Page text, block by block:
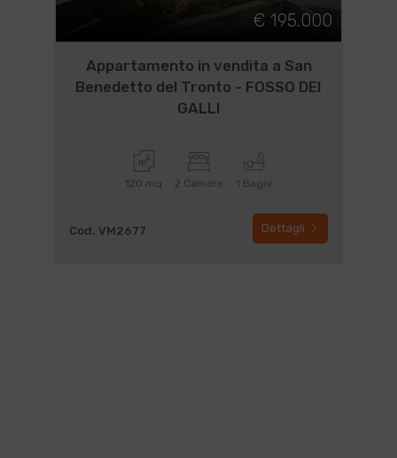
€ 195.000
Appartamento in vendita a San
Benedetto del Tronto - FOSSO DEI
GALLI
120 mq 2 Camere 1 Bagni
Cod. VM2677 Dettagli